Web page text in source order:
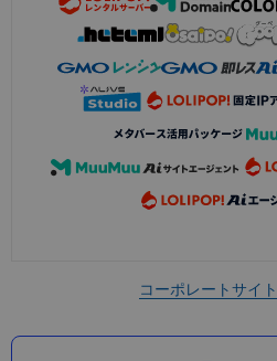
コーポレートサイト